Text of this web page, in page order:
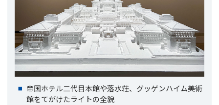
帝国ホテル二代目本館や落水荘、グッゲンハイム美術
館をてがけたライトの全貌